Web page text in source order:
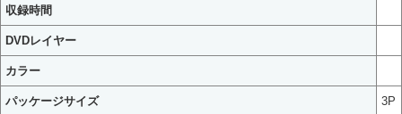
収録時間
DVDレイヤー
カラー
パッケージサイズ
3P